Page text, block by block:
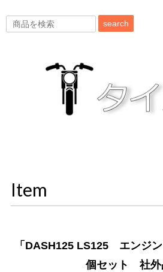
search
Item
「DASH125 LS125 エンジ
個セット 社外